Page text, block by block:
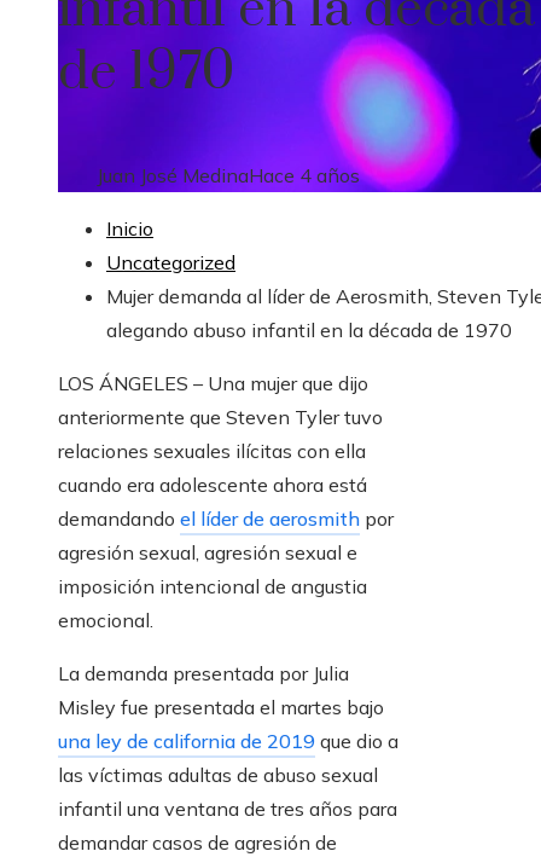
de 1970
Juan José MedinaHace 4 años
Inicio
Uncategorized
Mujer demanda al líder de Aerosmith, Steven
alegando abuso infantil en la década de 1970
LOS ÁNGELES – Una mujer que dijo
anteriormente que Steven Tyler tuvo
relaciones sexuales ilícitas con ella
cuando era adolescente ahora está
demandando el líder de aerosmith por
agresión sexual, agresión sexual e
imposición intencional de angustia
emocional.
La demanda presentada por Julia
Misley fue presentada el martes bajo
una ley de california de 2019 que dio a
las víctimas adultas de abuso sexual
infantil una ventana de tres años para
demandar casos de agresión de